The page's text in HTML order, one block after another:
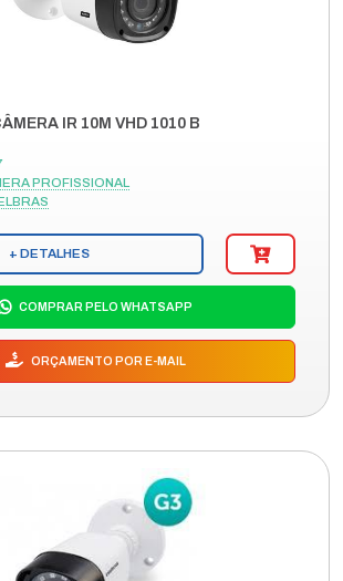
IR 10M VHD 1010 B
PROFISSIONAL
+ DETALHES
COMPRAR PELO WHATSAPP
ORÇAMENTO POR E-MAIL